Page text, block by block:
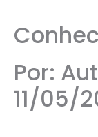
Por:
11/05/